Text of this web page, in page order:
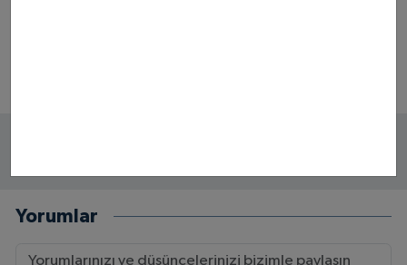
Yorumlar